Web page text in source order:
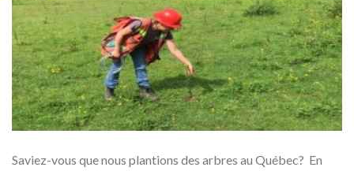
Saviez-vous que nous plantions des arbres au Québec? En